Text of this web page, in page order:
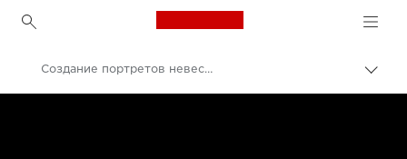
Canon Logo, back to
Создание портретов невесты с объективом RF 85mm F1.2L USM